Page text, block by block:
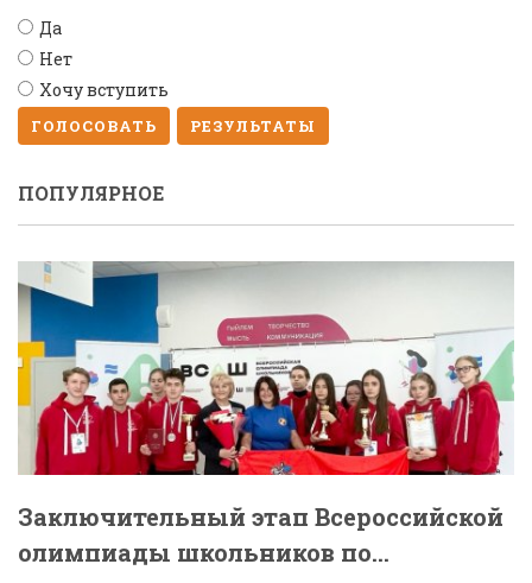
Да
Нет
Хочу вступить
ГОЛОСОВАТЬ РЕЗУЛЬТАТЫ
ПОПУЛЯРНОЕ
Заключительный этап Всероссийской
олимпиады школьников по...